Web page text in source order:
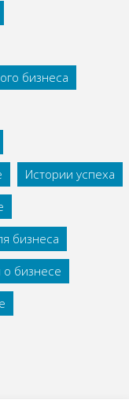
бизнеса
Истории успеха
бизнеса
бизнесе